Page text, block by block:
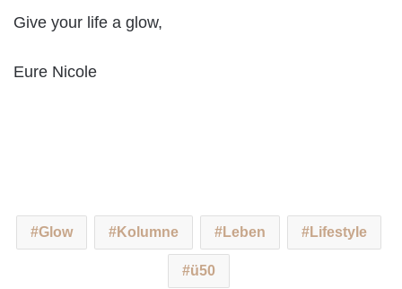
Give your life a glow,
Eure Nicole
Glow Kolumne Leben Lifestyle
ü50